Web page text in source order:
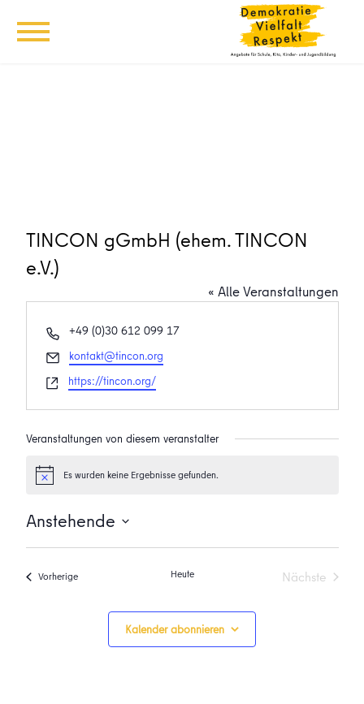
TINCON gGmbH (ehem. TINCON
e.V.)
« Alle Veranstaltungen
Telefon
+49 (0)30 612 099 17
Email
kontakt@tincon.org
Webseite
https://tincon.org/
Veranstaltungen von diesem veranstalter
HinweisEs wurden keine Ergebnisse gefunden.
Anstehende
Datum
VorherigeVeranstaltungen Heute
Nächste
Kalender abonnieren